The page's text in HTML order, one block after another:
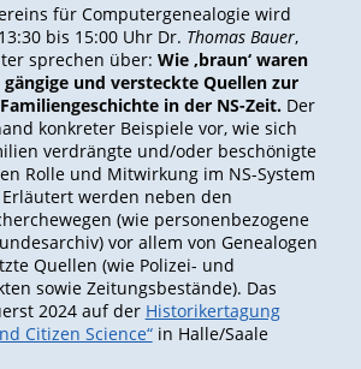
für Computergenealogie wird
bis 15:00 Uhr Dr. Thomas Bauer,
sprechen über: Wie ‚braun‘ waren
gängige und versteckte Quellen zur
in der NS-Zeit.Der
konkreter Beispiele vor, wie sich
verdrängte und/oder beschönigte
Rolle und Mitwirkung im NS-System
werden neben den
(wie personenbezogene
vor allem von Genealogen
Quellen (wie Polizei- und
sowie Zeitungsbestände). Das
2024 auf der Historikertagung
Citizen Science“in Halle/Saale